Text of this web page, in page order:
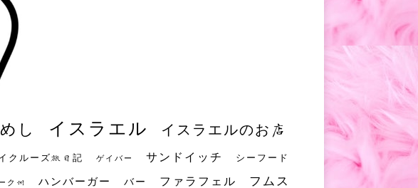
し イスラエル イスラエルのお店
クルーズ旅日記 ゲイバー サンドイッチ シーフード
ク州 ハンバーガー バー ファラフェル フムス